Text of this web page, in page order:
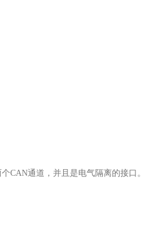
通道，并且是电气隔离的接口。